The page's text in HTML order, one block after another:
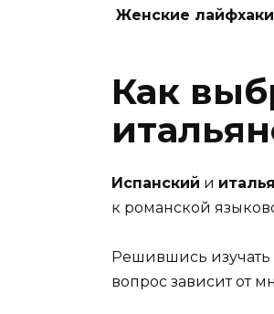
Женские лайфхаки
Как
Испанский и
к романской
Решившись изучать
вопрос зависит от